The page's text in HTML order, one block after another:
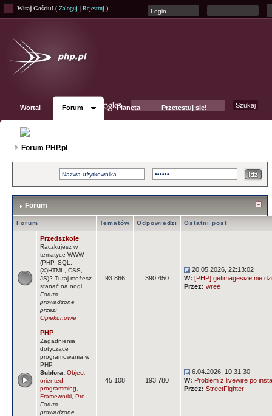
Witaj Gościu! ( Zaloguj | Rejestruj )
Wortal Forum Planeta Przetestuj się!
Forum PHP.pl
Forum
Forum Tematów Odpowiedzi Ostatni post
Przedszkole
Raczkujesz w
tematyce WWW
(PHP, SQL,
(X)HTML, CSS,
JS)? Tutaj możesz
stanąć na nogi.
Forum
prowadzone
przez:
Opiekunowie
93 866 390 450
20.05.2026, 22:13:02
W: [PHP] getimagesize nie
Przez: wree
PHP
Zagadnienia
dotyczące
programowania w
PHP.
Subfora: Object-
oriented
programming
Frameworki Pro
Forum
prowadzone
45 108 193 780
6.04.2026, 10:31:30
W: Problem z livewire po
Przez: StreetFighter